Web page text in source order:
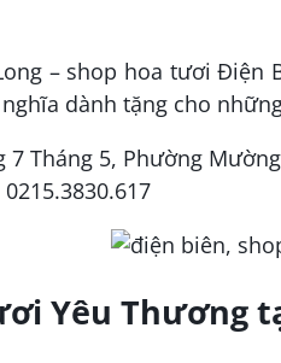
– shop hoa tươi
dành tặng cho
7 Tháng 5, Phường
Yêu Thương